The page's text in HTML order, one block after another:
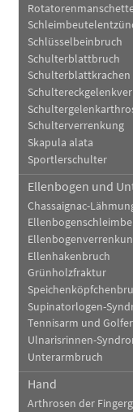
Schlüsselbeinbruch
Schulterblattbruch
Schulterblattkrachen
Schulterverrenkung
Skapula alata
Sportlerschulter
Ellenbogen und
Chassaignac-
Ellenhakenbruch
Grünholzfraktur
Supinatorlogen-
Tennisarm und
Ulnarisrinnen-
Unterarmbruch
Hand
Arthrosen der